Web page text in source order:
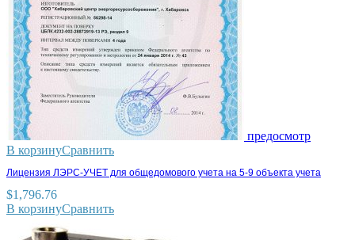
предосмотр
В корзинуСравнить
Лицензия ЛЭРС-УЧЕТ для общедомового учета на 5-9 объекта учета
$1,796.76
В корзинуСравнить